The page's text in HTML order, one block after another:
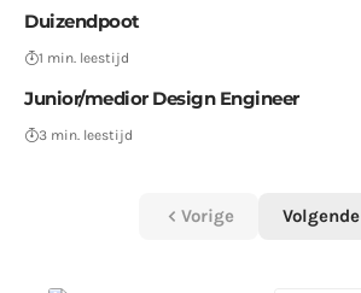
Duizendpoot
1 min. leestijd
Junior/medior Design Engineer
3 min. leestijd
Vorige Volgende